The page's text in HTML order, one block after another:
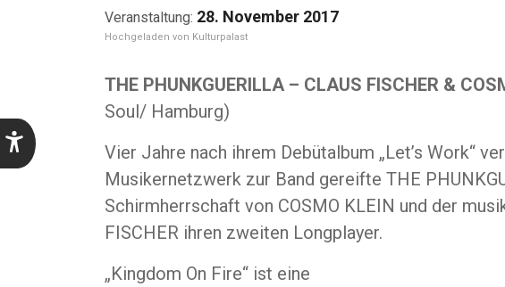
28. November 2017
Kulturpalast
THE PHUNKGUERILLA – CLAUS FISCHER &
Soul/ Hamburg)
Vier Jahre nach ihrem Debütalbum „Let’s Work“
Musikernetzwerk zur Band gereifte THE
Schirmherrschaft von COSMO KLEIN und der
FISCHER ihren zweiten Longplayer.
„Kingdom On Fire“ ist eine